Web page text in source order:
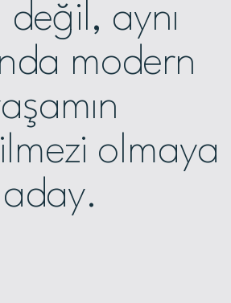
değil, aynı
modern
olmaya
aday.